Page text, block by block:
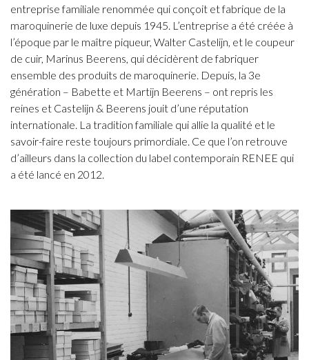
entreprise familiale renommée qui conçoit et fabrique de la
maroquinerie de luxe depuis 1945. L’entreprise a été créée à
l’époque par le maître piqueur, Walter Castelijn, et le coupeur
de cuir, Marinus Beerens, qui décidèrent de fabriquer
ensemble des produits de maroquinerie. Depuis, la 3e
génération – Babette et Martijn Beerens – ont repris les
reines et Castelijn & Beerens jouit d’une réputation
internationale. La tradition familiale qui allie la qualité et le
savoir-faire reste toujours primordiale. Ce que l’on retrouve
d’ailleurs dans la collection du label contemporain RENEE qui
a été lancé en 2012.